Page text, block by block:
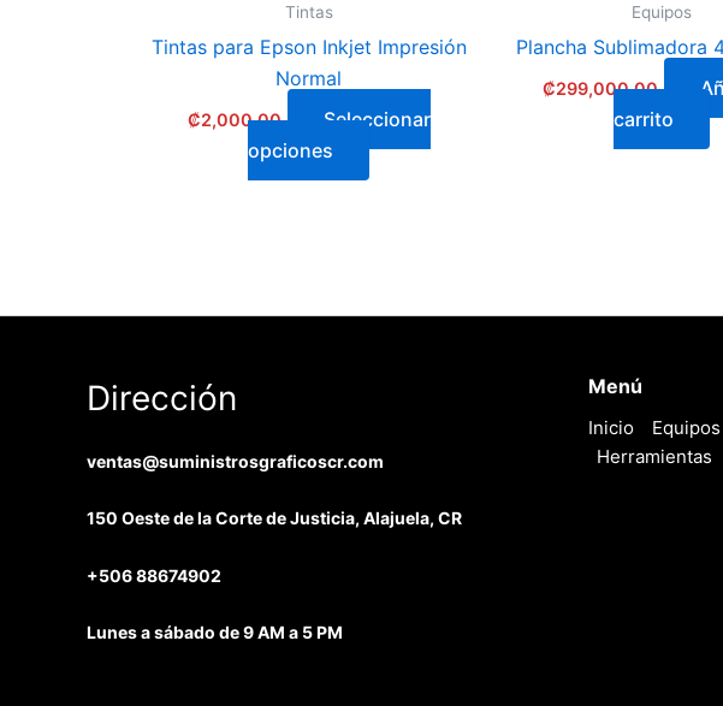
Tintas
Tintas para Epson Inkjet Impresión
Normal
₡2,000.00
Seleccionar
opciones
product
Equipos
Plancha Sublimadora
₡299,000.00
carrito
Dirección
ventas@suministrosgraficoscr.com
150 Oeste de la Corte de Justicia, Alajuela, CR
+506 88674902
Lunes a sábado de 9 AM a 5 PM
Menú
Inicio Equipos
Herramientas